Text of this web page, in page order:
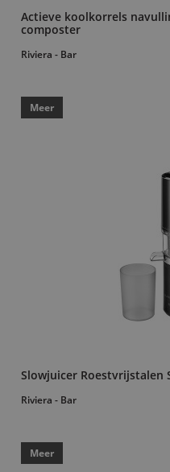
Actieve koolkorrels
composter
Riviera - Bar
Meer
Slowjuicer Roestvrijstalen
Riviera - Bar
Meer